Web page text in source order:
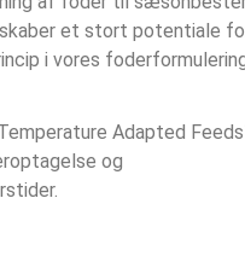
et stort potentiale
i vores
Adapted
og